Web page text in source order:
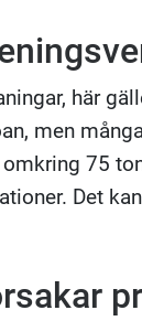
här
men
75
Det